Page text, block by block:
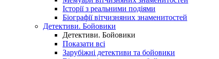
Історії з реальними подіями
Біографії вітчизняних знаменитостей
Детективи. Бойовики
Детективи. Бойовики
Показати всі
Зарубіжні детективи та бойовики